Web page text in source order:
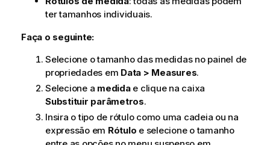
ter tamanhos individuais.
Faça o seguinte:
Selecione o tamanho das medidas no painel de
propriedades em Data > Measures.
Selecione a medidae clique na caixa
Substituir parâmetros.
Insira o tipo de rótulo como uma cadeia ou na
expressão em Rótulo e selecione o tamanho